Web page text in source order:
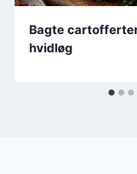
Bagte
hvidløg